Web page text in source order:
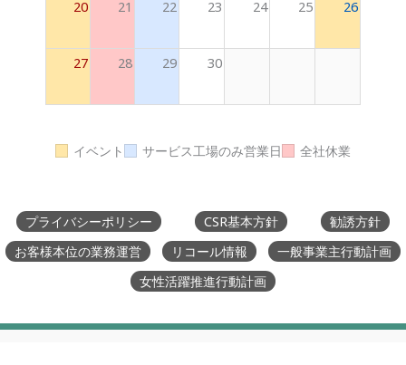
20 21 22 23 24 25 26
27 28 29 30
イベント サービス工場のみ営業日 全社休業
プライバシーポリシー CSR基本方針
勧誘方針
お客様本位の業務運営
リコール情報
一般事業主行動計画
女性活躍推進行動計画